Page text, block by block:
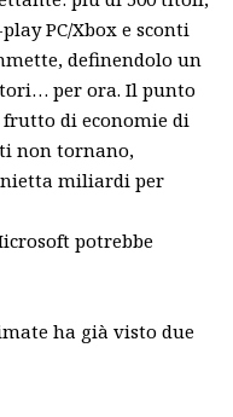
PC/Xbox e sconti
definendolo un
per ora. Il punto
frutto di economie di
non tornano,
miliardi per
potrebbe
ha già visto due